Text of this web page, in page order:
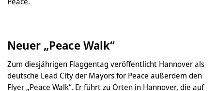
Neuer „Peace Walk“
Zum diesjährigen Flaggentag veröffentlicht Hannover als
deutsche Lead City der Mayors for Peace außerdem den
Flyer „Peace Walk“. Er führt zu Orten in Hannover, die auf